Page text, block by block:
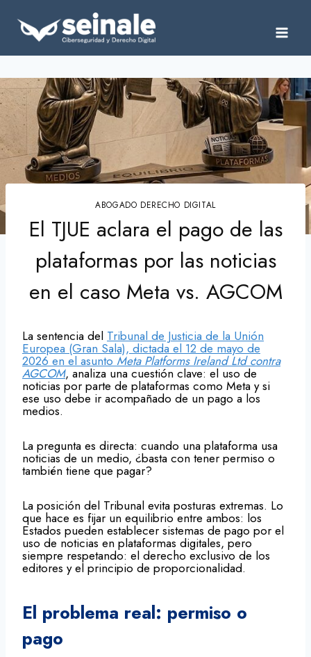
contenido
ABOGADO DERECHO DIGITAL
El TJUE aclara el pago de las
plataformas por las noticias
en el caso Meta vs. AGCOM
La sentencia del Tribunal de Justicia de la Unión
Europea (Gran Sala), dictada el 12 de mayo de
2026 en el asunto Meta Platforms Ireland Ltd contra
AGCOM, analiza una cuestión clave: el uso de
noticias por parte de plataformas como Meta y si
ese uso debe ir acompañado de un pago a los
medios.
La pregunta es directa: cuando una plataforma usa
noticias de un medio, ¿basta con tener permiso o
también tiene que pagar?
La posición del Tribunal evita posturas extremas. Lo
que hace es fijar un equilibrio entre ambos: los
Estados pueden establecer sistemas de pago por el
uso de noticias en plataformas digitales, pero
siempre respetando: el derecho exclusivo de los
editores y el principio de proporcionalidad.
El problema real: permiso o
pago